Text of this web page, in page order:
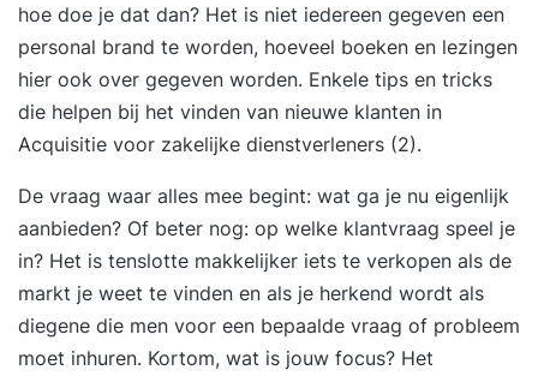
hoe doe je dat dan? Het is niet iedereen gegeven een
personal brand te worden, hoeveel boeken en lezingen
hier ook over gegeven worden. Enkele tips en tricks
die helpen bij het vinden van nieuwe klanten in
Acquisitie voor zakelijke dienstverleners (2).
De vraag waar alles mee begint: wat ga je nu eigenlijk
aanbieden? Of beter nog: op welke klantvraag speel je
in? Het is tenslotte makkelijker iets te verkopen als de
markt je weet te vinden en als je herkend wordt als
diegene die men voor een bepaalde vraag of probleem
moet inhuren. Kortom, wat is jouw focus? Het